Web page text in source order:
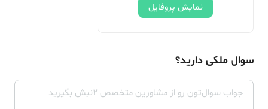
نمایش پروفایل
سوال ملکی دارید؟